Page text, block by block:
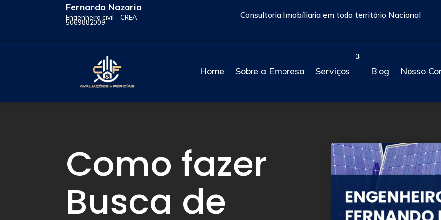
Fernando Nazario
Engenheiro civil – CREA
5069882009
Consultoria Imobíliaria em todo território Nacional
Home Sobre a Empresa Serviços Blog Nosso
Como fazer
Busca de